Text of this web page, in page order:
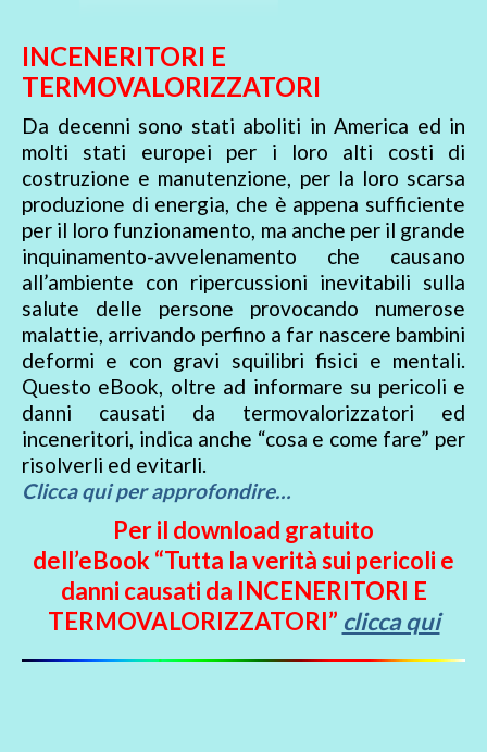
INCENERITORI E
TERMOVALORIZZATORI
Da decenni sono stati aboliti in America ed in
molti stati europei per i loro alti costi di
costruzione e manutenzione, per la loro scarsa
produzione di energia, che è appena sufficiente
per il loro funzionamento, ma anche per il grande
inquinamento-avvelenamento che causano
all’ambiente con ripercussioni inevitabili sulla
salute delle persone provocando numerose
malattie, arrivando perfino a far nascere bambini
deformi e con gravi squilibri fisici e mentali.
Questo eBook, oltre ad informare su pericoli e
danni causati da termovalorizzatori ed
inceneritori, indica anche “cosa e come fare” per
risolverli ed evitarli.
Clicca qui per approfondire…
Per il download gratuito
dell’eBook “Tutta la verità sui pericoli e
danni causati da INCENERITORI E
TERMOVALORIZZATORI” clicca qui